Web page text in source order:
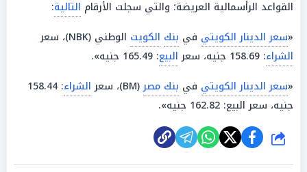
القواعد الرأسمالية العريضة؛ والتي سجلت الأرقام التالية:
«سعر الدينار الكويتي في بنك الكويت الوطني (NBK)، سعر
الشراء: 158.69 جنيه، سعر البيع: 165.49 جنيه».
«سعر الدينار الكويتي في بنك مصر(BM)، سعر الشراء : 158.44
جنيه، سعر البيع: 162.82 جنيه».
شارك